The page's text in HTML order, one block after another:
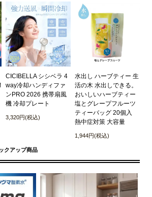
CICIBELLA シシベラ 4
way冷却ハンディファ
ンPRO 2026 携帯扇風
機 冷却プレート
3,320円(税込)
水出し ハーブティー 生
活の木 水出しできる。
おいしいハーブティー
塩とグレープフルーツ
ティーバッグ 20個入
熱中症対策 大容量
1,944円(税込)
クアップ商品